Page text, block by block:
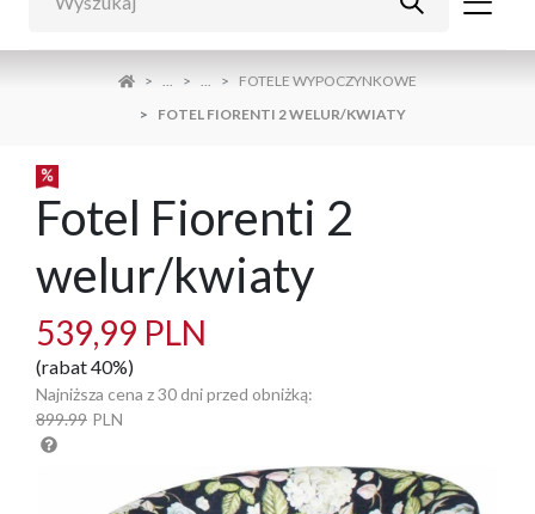
... ...
FOTELE WYPOCZYNKOWE
FOTEL FIORENTI 2 WELUR/KWIATY
Fotel Fiorenti 2
welur/kwiaty
539,99 PLN
(rabat 40%)
Najniższa cena z 30 dni przed obniżką:
899.99 PLN